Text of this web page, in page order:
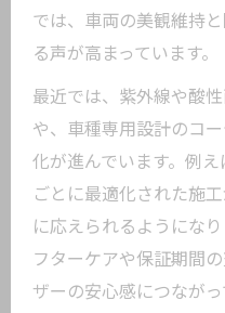
カーオーディ
説
デッドニン
法
カーコーティ
動向
カーコーティング
イント
カーコーティ
では、車両の美観維持
る声が高まっています。
最近では、紫外線や酸
や、車種専用設計のコ
化が進んでいます。例
ごとに最適化された施
に応えられるようにな
フターケアや保証期間
ザーの安心感につながっ